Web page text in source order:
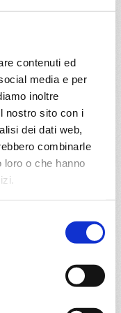
contenuti ed
media e per
inoltre
nostro sito con i
dei dati web,
combinarle
o che hanno
€ 413
Seaside
Miami